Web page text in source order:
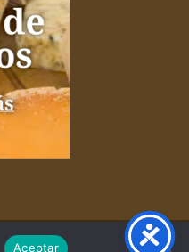
Aceptar